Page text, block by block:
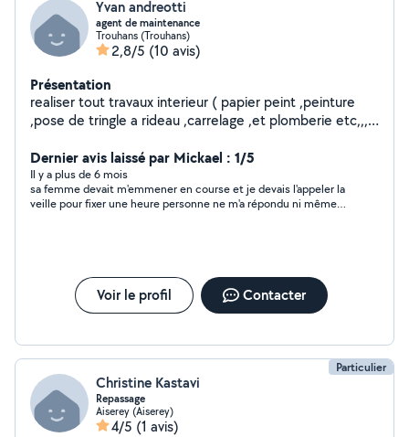
Yvan andreotti
agent de maintenance
Trouhans (Trouhans)
2,8/5 (10 avis)
Présentation
realiser tout travaux interieur ( papier peint ,peinture
,pose de tringle a rideau ,carrelage ,et plomberie etc,,,,
Dernier avis laissé par Mickael : 1/5
Il y a plus de 6 mois
sa femme devait m'emmener en course et je devais l'appeler la
veille pour fixer une heure personne ne m'a répondu ni même
Voir le profil Contacter
Particulier
Christine Kastavi
Repassage
Aiserey (Aiserey)
4/5 (1 avis)